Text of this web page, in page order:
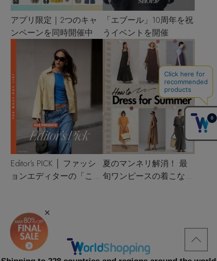
アプリ限定｜2つのキャ
ンペーンを同時開催中
「エブール」10周年を祝
うイベントを開催
Editor’s PICK │ ファッシ
ョンエディターの「これ
夏のマンネリ解消！ 最
旬ワンピースの着こなし